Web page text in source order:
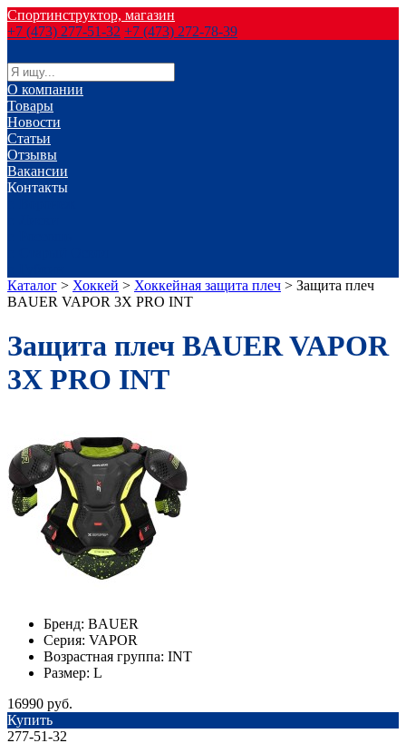
Спортинструктор, магазин
+7 (473) 277-51-32 +7 (473) 272-78-39
О компании
Товары
Новости
Статьи
Отзывы
Вакансии
Контакты
Каталог > Хоккей > Хоккейная защита плеч > Защита плеч
BAUER VAPOR 3X PRO INT
Защита плеч BAUER VAPOR
3X PRO INT
Бренд: BAUER
Серия: VAPOR
Возрастная группа: INT
Размер: L
16990 руб.
Купить
277-51-32